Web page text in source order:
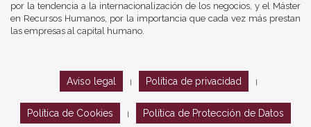
por la tendencia a la internacionalización de los negocios, y el Máster
en Recursos Humanos, por la importancia que cada vez más prestan
las empresas al capital humano.
Aviso legal Política de privacidad
Política de Cookies Política de Protección de Datos